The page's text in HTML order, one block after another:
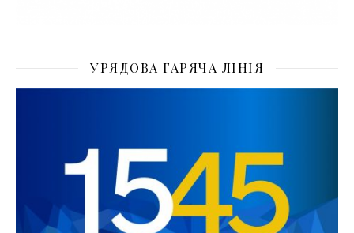
УРЯДОВА ГАРЯЧА ЛІНІЯ